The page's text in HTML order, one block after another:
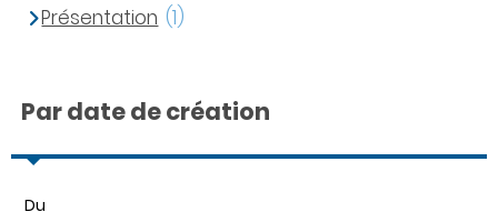
Présentation (1)
Par date de création
Du